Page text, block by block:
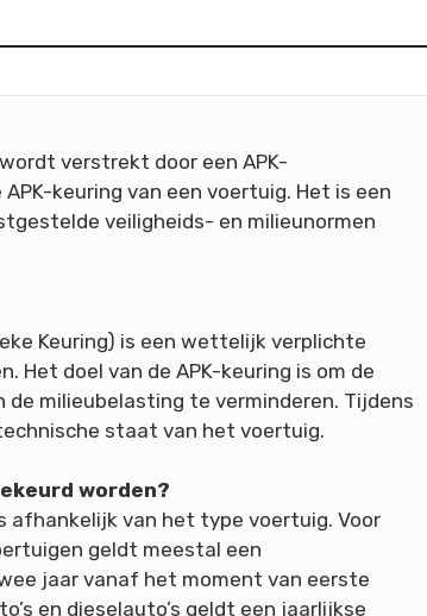
verstrekt door een APK-
keuring van een voertuig. Het is een
veiligheids- en milieunormen
Keuring) is een wettelijk verplichte
Het doel van de APK-keuring is om de
milieubelasting te verminderen. Tijdens
staat van het voertuig.
worden?
afhankelijk van het type voertuig. Voor
geldt meestal een
jaar vanaf het moment van eerste
en dieselauto’s geldt een jaarlijkse